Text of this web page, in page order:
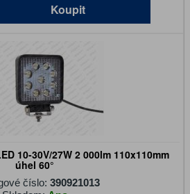
Koupit
10-30V/27W 2 000lm 110x110mm
úhel 60°
číslo: 390921013